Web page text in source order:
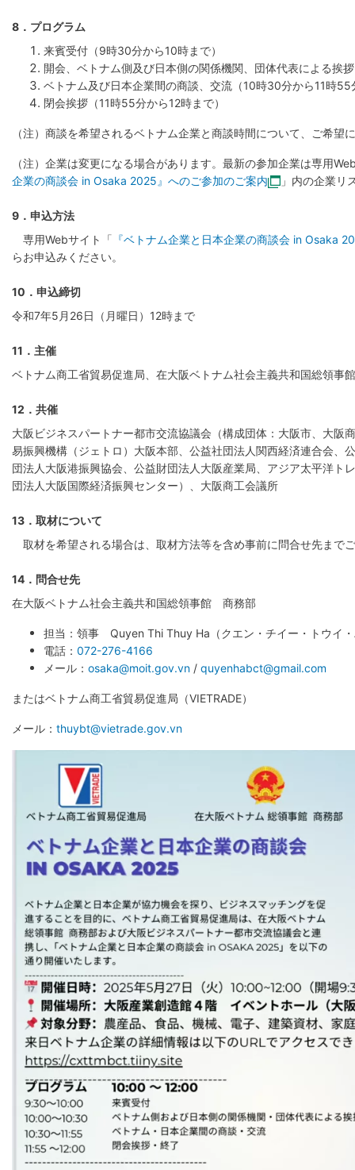
8．プログラム
来賓受付（9時30分から10時まで）
開会、ベトナム側及び日本側の関係機関、団体代表による挨
ベトナム及び日本企業間の商談、交流（10時30分から11時55
閉会挨拶（11時55分から12時まで）
（注）商談を希望されるベトナム企業と商談時間について、ご希望
（注）企業は変更になる場合があります。最新の参加企業は専用
企業の商談会 in Osaka 2025』へのご参加のご案内
」内の企業リ
9．申込方法
専用Webサイト「 『ベトナム企業と日本企業の商談会 in Osaka
らお申込みください。
10．申込締切
令和7年5月26日（月曜日）12時まで
11．主催
ベトナム商工省貿易促進局、在大阪ベトナム社会主義共和国総領事館
12．共催
大阪ビジネスパートナー都市交流協議会（構成団体：大阪市、大阪
易振興機構（ジェトロ）大阪本部、公益社団法人関西経済連合会、
団法人大阪港振興協会、公益財団法人大阪産業局、アジア太平洋ト
団法人大阪国際経済振興センター）、大阪商工会議所
13．取材について
取材を希望される場合は、取材方法等を含め事前に問合せ先まで
14．問合せ先
在大阪ベトナム社会主義共和国総領事館 商務部
担当：領事 Quyen Thi Thuy Ha（クエン・チイー・トウイ
電話： 072-276-4166
メール： osaka@moit.gov.vn / quyenhabct@gmail.com
またはベトナム商工省貿易促進局（VIETRADE）
メール： thuybt@vietrade.gov.vn